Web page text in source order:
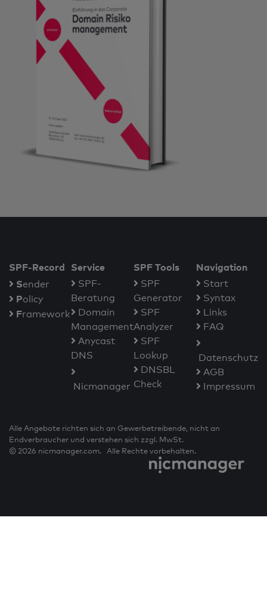
SPF-Record
Sender
Policy
Framework
Service
SPF-
Beratung
Domain
Management
Anycast
DNS
Nicmanager
SPF Tools
SPF
Generator
SPF
Analyzer
SPF
Lookup
DNSBL
Check
Navigation
Start
Syntax
Links
FAQ
Datenschutz
AGB
Impressum
Alle Angebote richten sich an Gewerbetreibende, nicht an
Endverbraucher und verstehen sich zzgl. MwSt.
© 2026 nicmanager.com. Alle Rechte vorbehalten.